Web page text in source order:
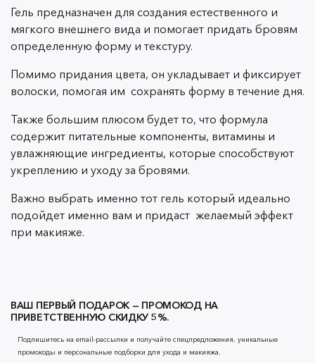
Гель предназначен для создания естественного и
мягкого внешнего вида и помогает придать бровям
определенную форму и текстуру.
Помимо придания цвета, он укладывает и фиксирует
волоски, помогая им сохранять форму в течение дня.
Также большим плюсом будет то, что формула
содержит питательные компоненты, витамины и
увлажняющие ингредиенты, которые способствуют
укреплению и уходу за бровями.
Важно выбрать именно тот гель который идеально
подойдет именно вам и придаст желаемый эффект
при макияже.
ВАШ ПЕРВЫЙ ПОДАРОК — ПРОМОКОД НА
ПРИВЕТСТВЕННУЮ СКИДКУ 5%.
Подпишитесь на email-рассылки и получайте спецпредложения, уникальные
промокоды и персональные подборки для ухода и макияжа.